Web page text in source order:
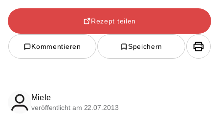
Rezept teilen
Kommentieren Speichern
Miele
veröffentlicht am 22.07.2013